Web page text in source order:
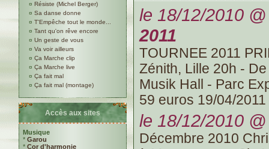
¤ Résiste (Michel Berger)
¤ Sa danse donne
¤ T'Empêche tout le monde...
¤ Tant qu'on rêve encore
¤ Un geste de vous
¤ Va voir ailleurs
¤ Ça Marche clip
¤ Ça Marche live
¤ Ça fait mal
¤ Ça fait mal (montage)
Accès aux sites
Musique
* Garou
* Cor d'harmonie
le 18/12/2010
2011
TOURNEE 2011
Zénith, Lille 20h -
Musik Hall - Parc
59 euros 19/04/
le 18/12/2010
Décembre 2010